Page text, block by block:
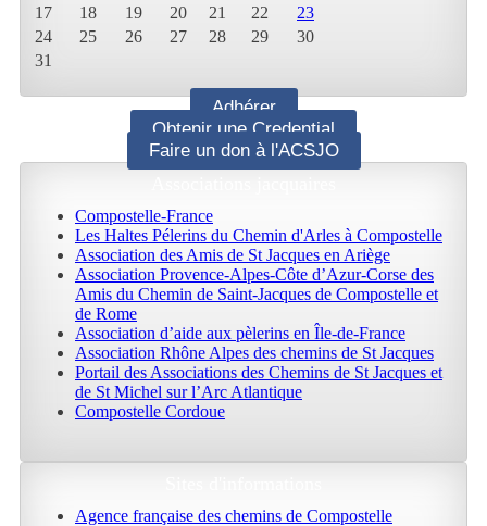
17
18 19 20 21 22
23
24
25 26 27 28 29
30
31
Adhérer
Obtenir une Credential
Faire un don à l'ACSJO
Compostelle-France
Les Haltes Pélerins du Chemin d'Arles à Compostelle
Association des Amis de St Jacques en Ariège
Association Provence-Alpes-Côte d’Azur-Corse des
Amis du Chemin de Saint-Jacques de Compostelle et
de Rome
Association d’aide aux pèlerins en Île-de-France
Association Rhône Alpes des chemins de St Jacques
Portail des Associations des Chemins de St Jacques et
de St Michel sur l’Arc Atlantique
Compostelle Cordoue
Agence française des chemins de Compostelle